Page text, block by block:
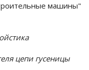
машины"
цепи гусеницы